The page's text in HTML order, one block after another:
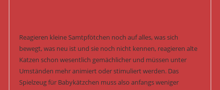
Reagieren kleine Samtpfötchen noch auf alles, was sich
bewegt, was neu ist und sie noch nicht kennen, reagieren alte
Katzen schon wesentlich gemächlicher und müssen unter
Umständen mehr animiert oder stimuliert werden. Das
Spielzeug für Babykätzchen muss also anfangs weniger